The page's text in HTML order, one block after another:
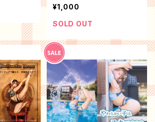
着てみた
¥1,000
SOLD OUT